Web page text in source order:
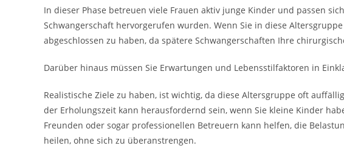
In dieser Phase betreuen viele Frauen aktiv junge Kinder und passen
Schwangerschaft hervorgerufen wurden. Wenn Sie in diese
abgeschlossen zu haben, da spätere Schwangerschaften Ihre
Darüber hinaus müssen Sie Erwartungen und Lebensstilfaktoren in
Realistische Ziele zu haben, ist wichtig, da diese Altersgruppe oft
der Erholungszeit kann herausfordernd sein, wenn Sie kleine Kinder
Freunden oder sogar professionellen Betreuern kann helfen, die
heilen, ohne sich zu überanstrengen.